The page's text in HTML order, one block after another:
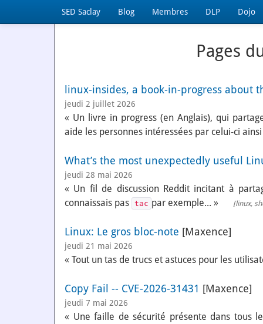
SED Saclay Blog Membres DLP Dojo
Pages
linux-insides, a book-in-progress about
jeudi 2 juillet 2026
« Un livre in progress (en Anglais), qui
aide les personnes intéressées par celui-ci
What’s the most unexpectedly useful
jeudi 28 mai 2026
« Un fil de discussion Reddit incitant à
connaissais pas tac par exemple... » [linux,
Linux: Le gros bloc-note [Maxence]
jeudi 21 mai 2026
« Tout un tas de trucs et astuces pour les
Copy Fail -- CVE-2026-31431 [Maxence]
jeudi 7 mai 2026
« Une faille de sécurité présente dans tous